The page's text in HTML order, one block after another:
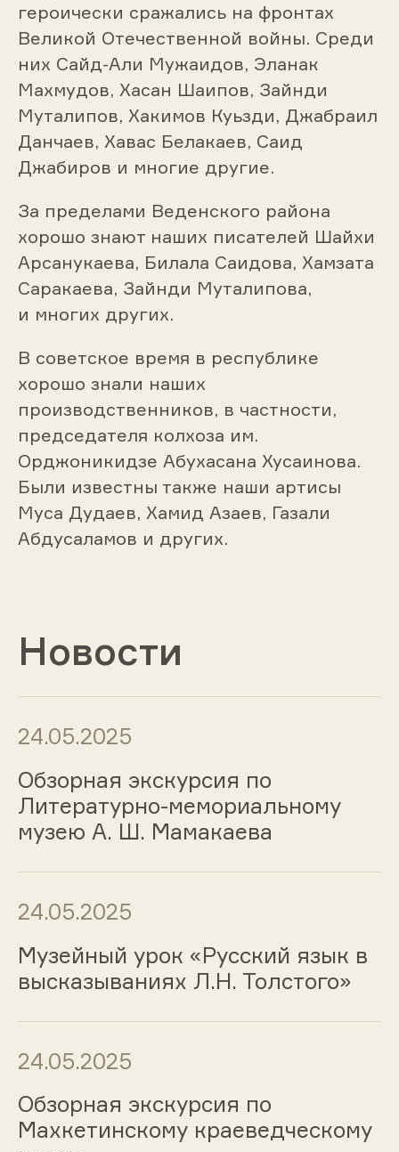
героически сражались на фронтах
Великой Отечественной войны. Среди
них Сайд-Али Мужаидов, Эланак
Махмудов, Хасан Шаипов, Зайнди
Муталипов, Хакимов Куьзди, Джабраил
Данчаев, Хавас Белакаев, Саид
Джабиров и многие другие.
За пределами Веденского района
хорошо знают наших писателей Шайхи
Арсанукаева, Билала Саидова, Хамзата
Саракаева, Зайнди Муталипова,
и многих других.
В советское время в республике
хорошо знали наших
производственников, в частности,
председателя колхоза им.
Орджоникидзе Абухасана Хусаинова.
Были известны также наши артисы
Муса Дудаев, Хамид Азаев, Газали
Абдусаламов и других.
Новости
24.05.2025
Обзорная экскурсия по
Литературно-мемориальному
музею А. Ш. Мамакаева
24.05.2025
Музейный урок «Русский язык в
высказываниях Л.Н. Толстого»
24.05.2025
Обзорная экскурсия по
Махкетинскому краеведческому